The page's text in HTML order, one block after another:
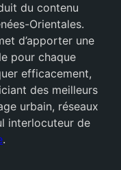
du contenu
Orientales.
d’apporter une
pour chaque
efficacement,
des meilleurs
urbain, réseaux
interlocuteur de
.